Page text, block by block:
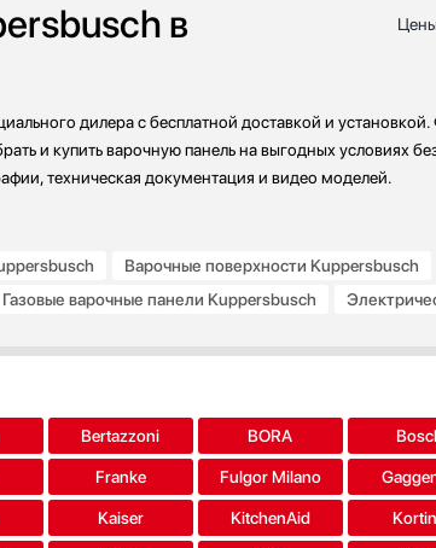
в
дилера с бесплатной доставкой и
и купить варочную панель на выгодных условиях
техническая документация и видео моделей.
Варочные поверхности Kuppersbusch
Газовые варочные панели Kuppersbusch
Bertazzoni BORA
Franke Fulgor Milano
Kaiser KitchenAid